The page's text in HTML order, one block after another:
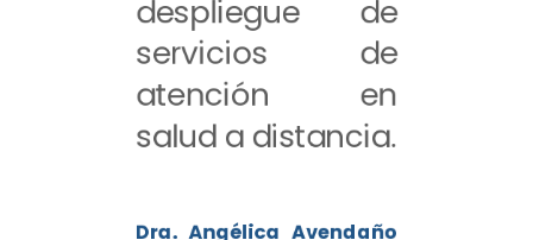
despliegue de
servicios de
atención en
salud a distancia.
Dra. Angélica Avendaño